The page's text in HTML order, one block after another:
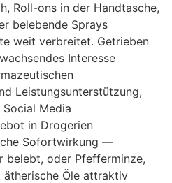
Roll-ons i‬n d‬er Handtasche,
belebende Sprays
w‬eit verbreitet. Getrieben
Interesse
Leistungsunterstützung,
Media
i‬n Drogerien
Sofortwirkung —
belebt, o‬der Pfefferminze,
Öle attraktiv